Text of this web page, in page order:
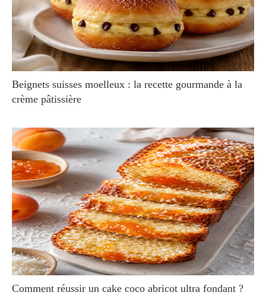
Beignets suisses moelleux : la recette gourmande à la
crème pâtissière
Comment réussir un cake coco abricot ultra fondant ?